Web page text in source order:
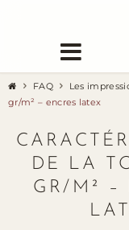
FAQ Les
gr/m² – encres latex
DE LA
GR/M² –